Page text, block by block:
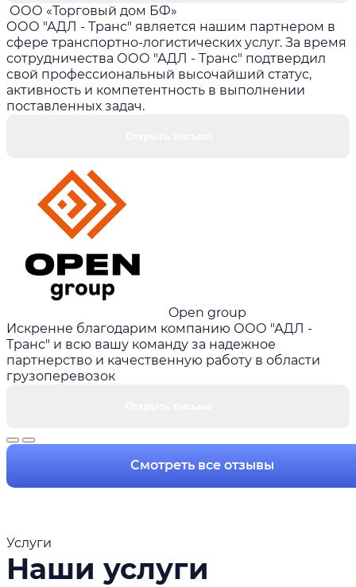
ООО «Торговый дом БФ»
ООО "АДЛ - Транс" является нашим партнером в
сфере транспортно-логистических услуг. За время
сотрудничества ООО "АДЛ - Транс" подтвердил
свой профессиональный высочайший статус,
активность и компетентность в выполнении
поставленных задач.
Open group
Искренне благодарим компанию ООО "АДЛ -
Транс" и всю вашу команду за надежное
партнерство и качественную работу в области
грузоперевозок
Смотреть все отзывы
Услуги
Наши услуги